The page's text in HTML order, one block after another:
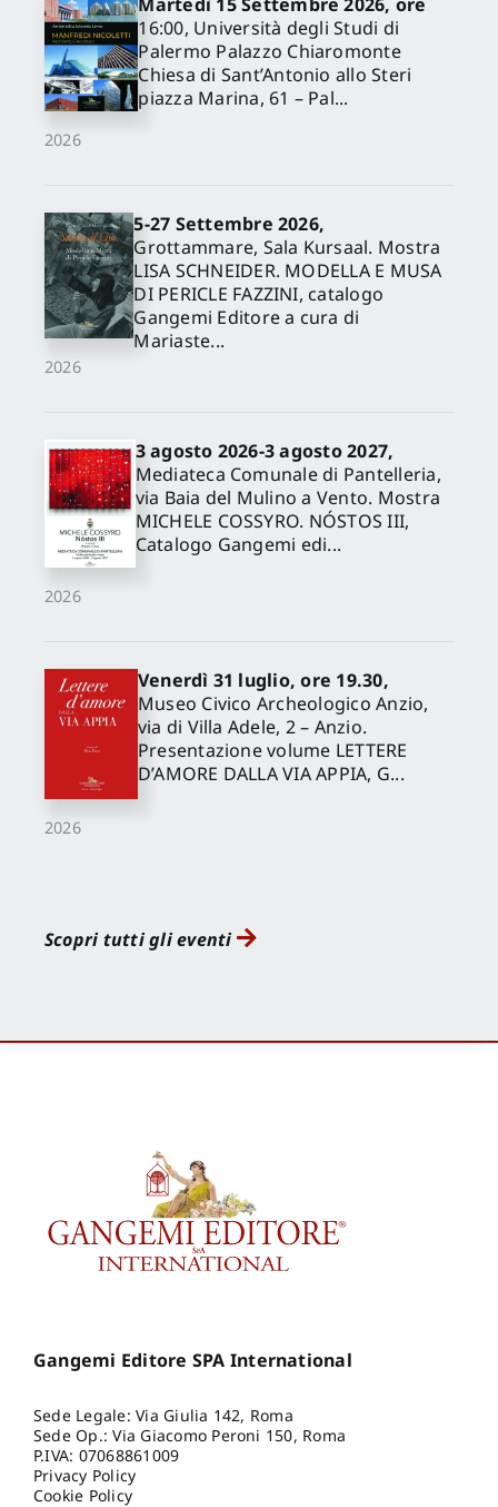
2026
16:00, Università degli Studi di
Palermo Palazzo Chiaromonte
Chiesa di Sant’Antonio allo Steri
piazza Marina, 61 – Pal...
2026
5-27 Settembre 2026,
Grottammare, Sala Kursaal. Mostra
LISA SCHNEIDER. MODELLA E MUSA
DI PERICLE FAZZINI, catalogo
Gangemi Editore a cura di
Mariaste...
2026
3 agosto 2026-3 agosto 2027,
Mediateca Comunale di Pantelleria,
via Baia del Mulino a Vento. Mostra
MICHELE COSSYRO. NÓSTOS III,
Catalogo Gangemi edi...
2026
Venerdì 31 luglio, ore 19.30,
Museo Civico Archeologico Anzio,
via di Villa Adele, 2 – Anzio.
Presentazione volume LETTERE
D’AMORE DALLA VIA APPIA, G...
Scopri tutti gli eventi
Gangemi Editore SPA International
Sede Legale: Via Giulia 142, Roma
Sede Op.: Via Giacomo Peroni 150, Roma
P.IVA: 07068861009
Privacy Policy
Cookie Policy